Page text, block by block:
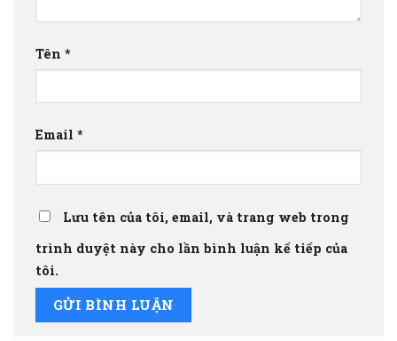
Tên *
Email *
Lưu tên của tôi, email, và trang web trong
trình duyệt này cho lần bình luận kế tiếp của
tôi.